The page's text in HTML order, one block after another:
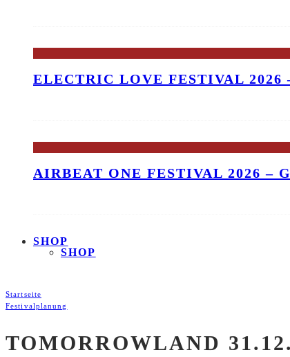
ELECTRIC LOVE FESTIVAL 2026
AIRBEAT ONE FESTIVAL 2026 –
SHOP
SHOP
Startseite
Festivalplanung
TOMORROWLAND